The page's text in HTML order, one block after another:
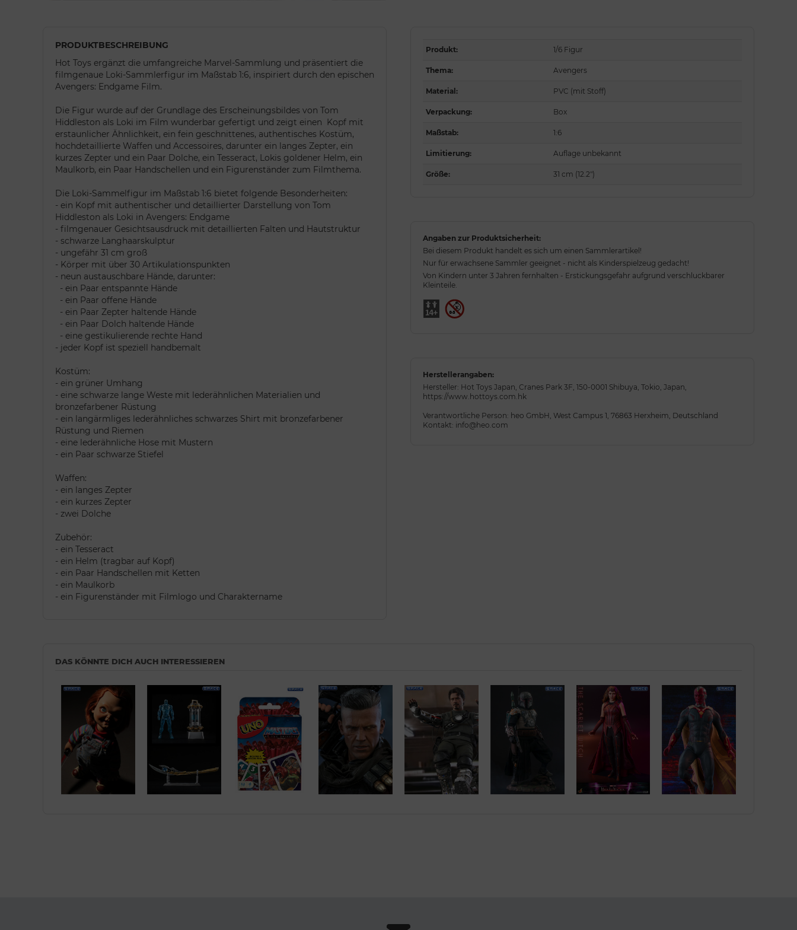
PRODUKTBESCHREIBUNG
Hot Toys ergänzt die umfangreiche Marvel-Sammlung und präsentiert die
filmgenaue Loki-Sammlerfigur im Maßstab 1:6, inspiriert durch den epischen
Avengers: Endgame Film.
Die Figur wurde auf der Grundlage des Erscheinungsbildes von Tom
Hiddleston als Loki im Film wunderbar gefertigt und zeigt einen Kopf mit
erstaunlicher Ähnlichkeit, ein fein geschnittenes, authentisches Kostüm,
hochdetaillierte Waffen und Accessoires, darunter ein langes Zepter, ein
kurzes Zepter und ein Paar Dolche, ein Tesseract, Lokis goldener Helm, ein
Maulkorb, ein Paar Handschellen und ein Figurenständer zum Filmthema.
Die Loki-Sammelfigur im Maßstab 1:6 bietet folgende Besonderheiten:
- ein Kopf mit authentischer und detaillierter Darstellung von Tom
Hiddleston als Loki in Avengers: Endgame
- filmgenauer Gesichtsausdruck mit detaillierten Falten und Hautstruktur
- schwarze Langhaarskulptur
- ungefähr 31 cm groß
- Körper mit über 30 Artikulationspunkten
- neun austauschbare Hände, darunter:
- ein Paar entspannte Hände
- ein Paar offene Hände
- ein Paar Zepter haltende Hände
- ein Paar Dolch haltende Hände
- eine gestikulierende rechte Hand
- jeder Kopf ist speziell handbemalt
Kostüm:
- ein grüner Umhang
- eine schwarze lange Weste mit lederähnlichen Materialien und
bronzefarbener Rüstung
- ein langärmliges lederähnliches schwarzes Shirt mit bronzefarbener
Rüstung und Riemen
- eine lederähnliche Hose mit Mustern
- ein Paar schwarze Stiefel
Waffen:
- ein langes Zepter
- ein kurzes Zepter
- zwei Dolche
Zubehör:
- ein Tesseract
- ein Helm (tragbar auf Kopf)
- ein Paar Handschellen mit Ketten
- ein Maulkorb
- ein Figurenständer mit Filmlogo und Charaktername
Produkt: 1/6 Figur
Thema: Avengers
Material: PVC (mit Stoff)
Verpackung: Box
Maßstab: 1:6
Limitierung: Auflage unbekannt
Größe: 31 cm (12.2")
Angaben zur Produktsicherheit:
Bei diesem Produkt handelt es sich um einen Sammlerartikel!
Nur für erwachsene Sammler geeignet - nicht als Kinderspielzeug gedacht!
Von Kindern unter 3 Jahren fernhalten - Erstickungsgefahr aufgrund verschluckbarer
Kleinteile.
Herstellerangaben:
Hersteller: Hot Toys Japan, Cranes Park 3F, 150-0001 Shibuya, Tokio, Japan,
https://www.hottoys.com.hk
Verantwortliche Person: heo GmbH, West Campus 1, 76863 Herxheim, Deutschland
Kontakt: info@heo.com
DAS KÖNNTE DICH AUCH INTERESSIEREN